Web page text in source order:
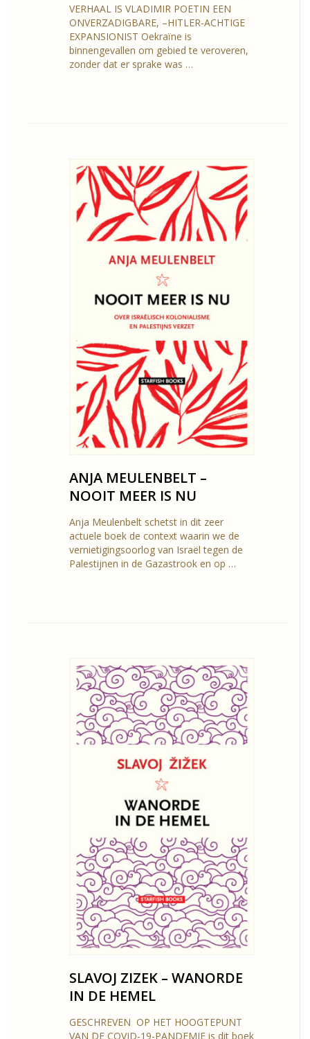
VERHAAL IS ​VLADIMIR POETIN EEN
ONVERZADIGBARE, –HITLER-ACHTIGE
EXPANSIONIST Oekraïne is
binnengevallen om gebied te veroveren,
zonder dat er sprake was …
ANJA MEULENBELT –
NOOIT MEER IS NU
Anja Meulenbelt schetst in dit zeer
actuele boek de context waarin we de
vernietigingsoorlog van Israël tegen de
Palestijnen in de Gazastrook en op …
SLAVOJ ZIZEK – WANORDE
IN DE HEMEL
GESCHREVEN OP HET HOOGTEPUNT
VAN DE COVID-19-PANDEMIE is dit boek